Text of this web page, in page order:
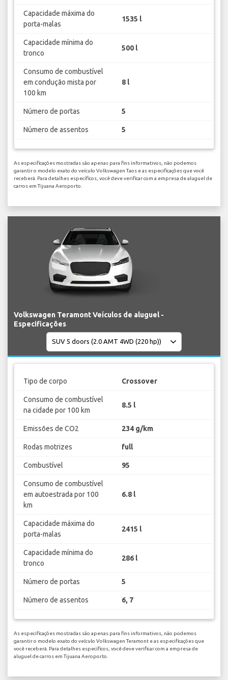
Capacidade máxima do
porta-malas
1535 l
Capacidade mínima do
tronco
500 l
Consumo de combustível
em condução mista por
100 km
8 l
Número de portas 5
Número de assentos 5
As especificações mostradas são apenas para fins informativos, não podemos
garantir o modelo exato do veículo Volkswagen Taos e as especificações que você
receberá. Para detalhes específicos, você deve verificar com a empresa de aluguel de
carros em Tijuana Aeroporto.
Volkswagen Teramont Veículos de aluguel -
Especificações
Tipo de corpo Crossover
Consumo de combustível
na cidade por 100 km
8.5 l
Emissões de CO2 234 g/km
Rodas motrizes full
Combustível 95
Consumo de combustível
em autoestrada por 100
km
6.8 l
Capacidade máxima do
porta-malas
2415 l
Capacidade mínima do
tronco
286 l
Número de portas 5
Número de assentos 6, 7
As especificações mostradas são apenas para fins informativos, não podemos
garantir o modelo exato do veículo Volkswagen Teramont e as especificações que
você receberá. Para detalhes específicos, você deve verificar com a empresa de
aluguel de carros em Tijuana Aeroporto.